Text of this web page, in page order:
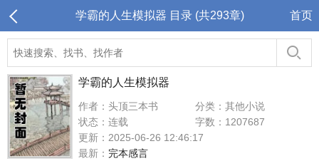
学霸的人生模拟器 目录 (共293章) 首页
学霸的人生模拟器
作者：头顶三本书
分类：其他小说
状态：连载
字数：1207687
更新：2025-06-26 12:46:17
最新： 完本感言